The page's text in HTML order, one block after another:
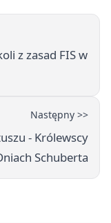
z zasad FIS w
Następny >>
- Królewscy
Schuberta